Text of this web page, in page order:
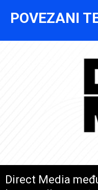
POVEZANI
Direct Media